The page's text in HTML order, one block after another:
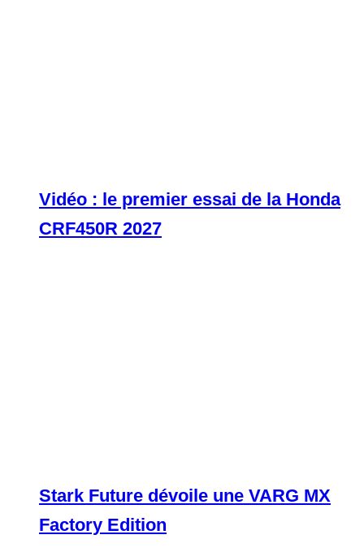
Vidéo : le premier essai de la Honda
CRF450R 2027
Stark Future dévoile une VARG MX
Factory Edition